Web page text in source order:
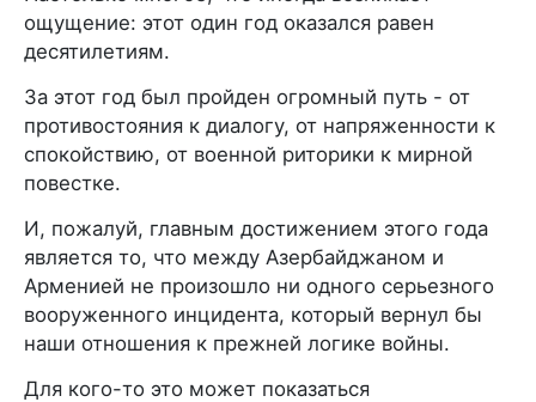
ощущение: этот один год оказался равен
десятилетиям.
За этот год был пройден огромный путь - от
противостояния к диалогу, от напряженности к
спокойствию, от военной риторики к мирной
повестке.
И, пожалуй, главным достижением этого года
является то, что между Азербайджаном и
Арменией не произошло ни одного серьезного
вооруженного инцидента, который вернул бы
наши отношения к прежней логике войны.
Для кого-то это может показаться